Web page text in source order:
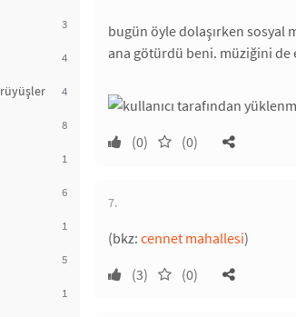
3
4
4
8
1
6
1
5
1
bugün öyle dolaşırken sosyal
ana götürdü beni. müziğini de
(0) (0)
7.
(bkz: cennet mahallesi)
(3)
(0)